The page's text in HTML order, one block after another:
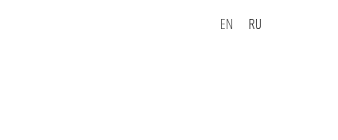
EN RU